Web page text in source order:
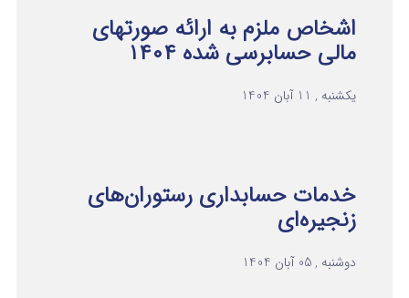
اشخاص ملزم به ارائه صورتهای
مالی حسابرسی شده ۱۴۰۴
یکشنبه , 11 آبان 1404
خدمات حسابداری رستوران‌های
زنجیره‌ای
دوشنبه , 05 آبان 1404